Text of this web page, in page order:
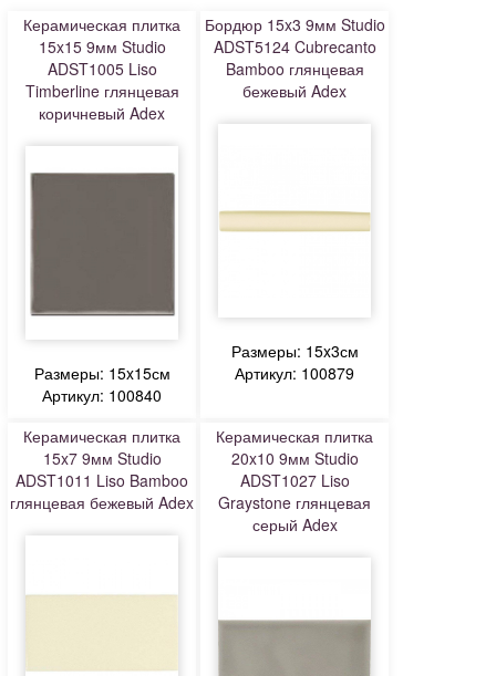
Керамическая плитка
15x15 9мм Studio
ADST1005 Liso
Timberline глянцевая
коричневый Adex
Размеры: 15x15см
Артикул: 100840
Бордюр 15x3 9мм Studio
ADST5124 Cubrecanto
Bamboo глянцевая
бежевый Adex
Размеры: 15x3см
Артикул: 100879
Керамическая плитка
15x7 9мм Studio
ADST1011 Liso Bamboo
глянцевая бежевый Adex
Керамическая плитка
20x10 9мм Studio
ADST1027 Liso
Graystone глянцевая
серый Adex